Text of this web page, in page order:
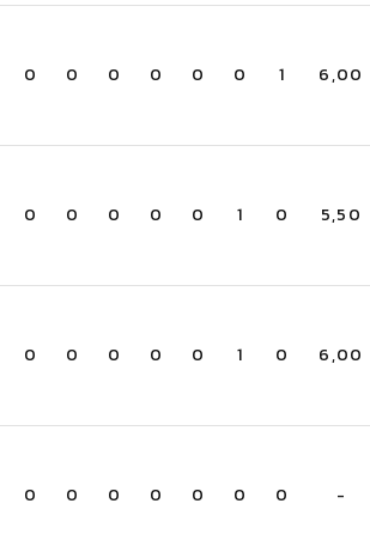
0 0 0 0 0 0 1 6,00
0 0 0 0 0 1 0 5,50
0 0 0 0 0 1 0 6,00
0 0 0 0 0 0 0 -